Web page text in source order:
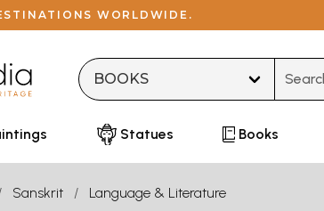
WORLDWIDE.
Statues Books
Sanskrit Language & Literature